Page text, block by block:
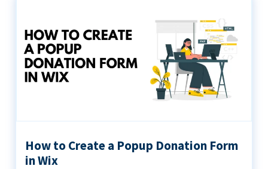
How to Create a Popup Donation Form
in Wix